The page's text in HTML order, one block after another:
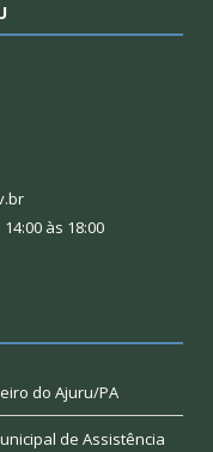
às 18:00
do Ajuru/PA
de Assistência